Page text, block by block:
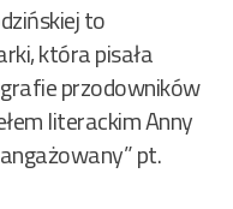
to
która pisała
przodowników
literackim Anny
pt.